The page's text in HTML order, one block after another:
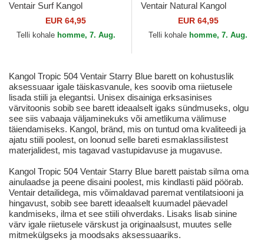
Ventair Surf Kangol
EUR 64,95
Telli kohale homme, 7. Aug.
Ventair Natural Kangol
EUR 64,95
Telli kohale homme, 7. Aug.
Kangol Tropic 504 Ventair Starry Blue barett on kohustuslik
aksessuaar igale täiskasvanule, kes soovib oma riietusele
lisada stiili ja elegantsi. Unisex disainiga erksasinises
värvitoonis sobib see barett ideaalselt igaks sündmuseks, olgu
see siis vabaaja väljaminekuks või ametlikuma välimuse
täiendamiseks. Kangol, bränd, mis on tuntud oma kvaliteedi ja
ajatu stiili poolest, on loonud selle bareti esmaklassilistest
materjalidest, mis tagavad vastupidavuse ja mugavuse.
Kangol Tropic 504 Ventair Starry Blue barett paistab silma oma
ainulaadse ja peene disaini poolest, mis kindlasti päid pöörab.
Ventair detailidega, mis võimaldavad paremat ventilatsiooni ja
hingavust, sobib see barett ideaalselt kuumadel päevadel
kandmiseks, ilma et see stiili ohverdaks. Lisaks lisab sinine
värv igale riietusele värskust ja originaalsust, muutes selle
mitmekülgseks ja moodsaks aksessuaariks.